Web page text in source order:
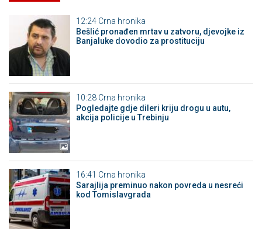
12:24 Crna hronika
Bešlić pronađen mrtav u zatvoru, djevojke iz
Banjaluke dovodio za prostituciju
10:28 Crna hronika
Pogledajte gdje dileri kriju drogu u autu,
akcija policije u Trebinju
16:41 Crna hronika
Sarajlija preminuo nakon povreda u nesreći
kod Tomislavgrada